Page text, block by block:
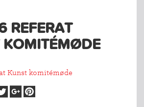
REFERAT
KOMITÉMØDE
Kunst komitémøde